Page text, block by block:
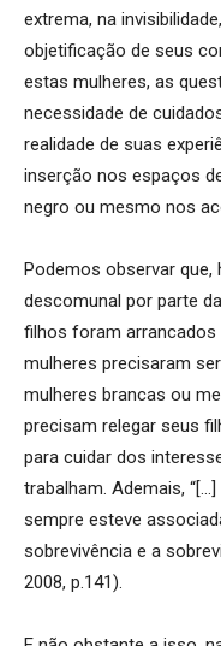
extrema, na
objetificação de seus
estas mulheres, as
necessidade de
realidade de suas
inserção nos espaços
negro ou mesmo nos
Podemos observar
descomunal por parte
filhos foram
mulheres precisaram
mulheres brancas ou
precisam relegar seus
para cuidar dos
trabalham. Ademais,
sempre esteve
sobrevivência e a
2008, p.141).